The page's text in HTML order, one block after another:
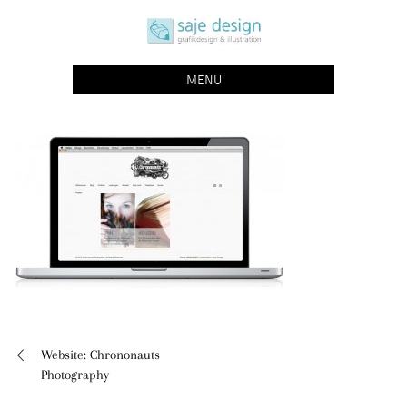
saje design bonn
grafikdesign | buchgestaltung | illustration
MENU
Beitragsnavigation
Website: Chrononauts
Photography